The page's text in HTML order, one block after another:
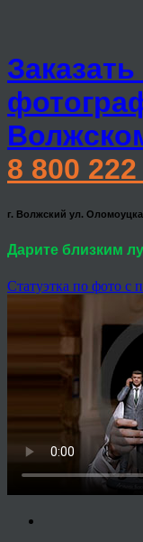
8 800
г. Волжский ул.
Дарите близким
Статуэтка по фото с